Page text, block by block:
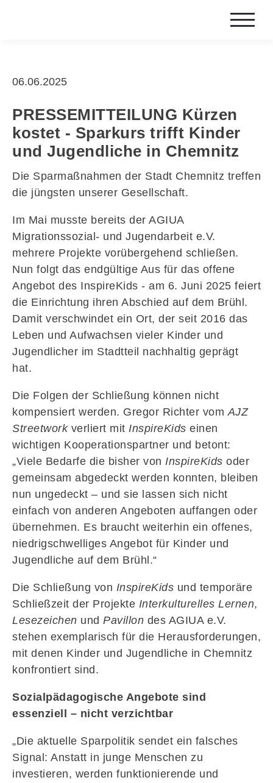
06.06.2025
PRESSEMITTEILUNG Kürzen
kostet - Sparkurs trifft Kinder
und Jugendliche in Chemnitz
Die Sparmaßnahmen der Stadt Chemnitz treffen
die jüngsten unserer Gesellschaft.
Im Mai musste bereits der AGIUA
Migrationssozial- und Jugendarbeit e.V.
mehrere Projekte vorübergehend schließen.
Nun folgt das endgültige Aus für das offene
Angebot des InspireKids - am 6. Juni 2025 feiert
die Einrichtung ihren Abschied auf dem Brühl.
Damit verschwindet ein Ort, der seit 2016 das
Leben und Aufwachsen vieler Kinder und
Jugendlicher im Stadtteil nachhaltig geprägt
hat.
Die Folgen der Schließung können nicht
kompensiert werden. Gregor Richter vom AJZ
Streetworkverliert mit InspireKids einen
wichtigen Kooperationspartner und betont:
„Viele Bedarfe die bisher von InspireKids oder
gemeinsam abgedeckt werden konnten, bleiben
nun ungedeckt – und sie lassen sich nicht
einfach von anderen Angeboten auffangen oder
übernehmen. Es braucht weiterhin ein offenes,
niedrigschwelliges Angebot für Kinder und
Jugendliche auf dem Brühl.“
Die Schließung von InspireKids und temporäre
Schließzeit der Projekte Interkulturelles Lernen,
Lesezeichen und Pavillon des AGIUA e.V.
stehen exemplarisch für die Herausforderungen,
mit denen Kinder und Jugendliche in Chemnitz
konfrontiert sind.
Sozialpädagogische Angebote sind
essenziell – nicht verzichtbar
„Die aktuelle Sparpolitik sendet ein falsches
Signal: Anstatt in junge Menschen zu
investieren, werden funktionierende und